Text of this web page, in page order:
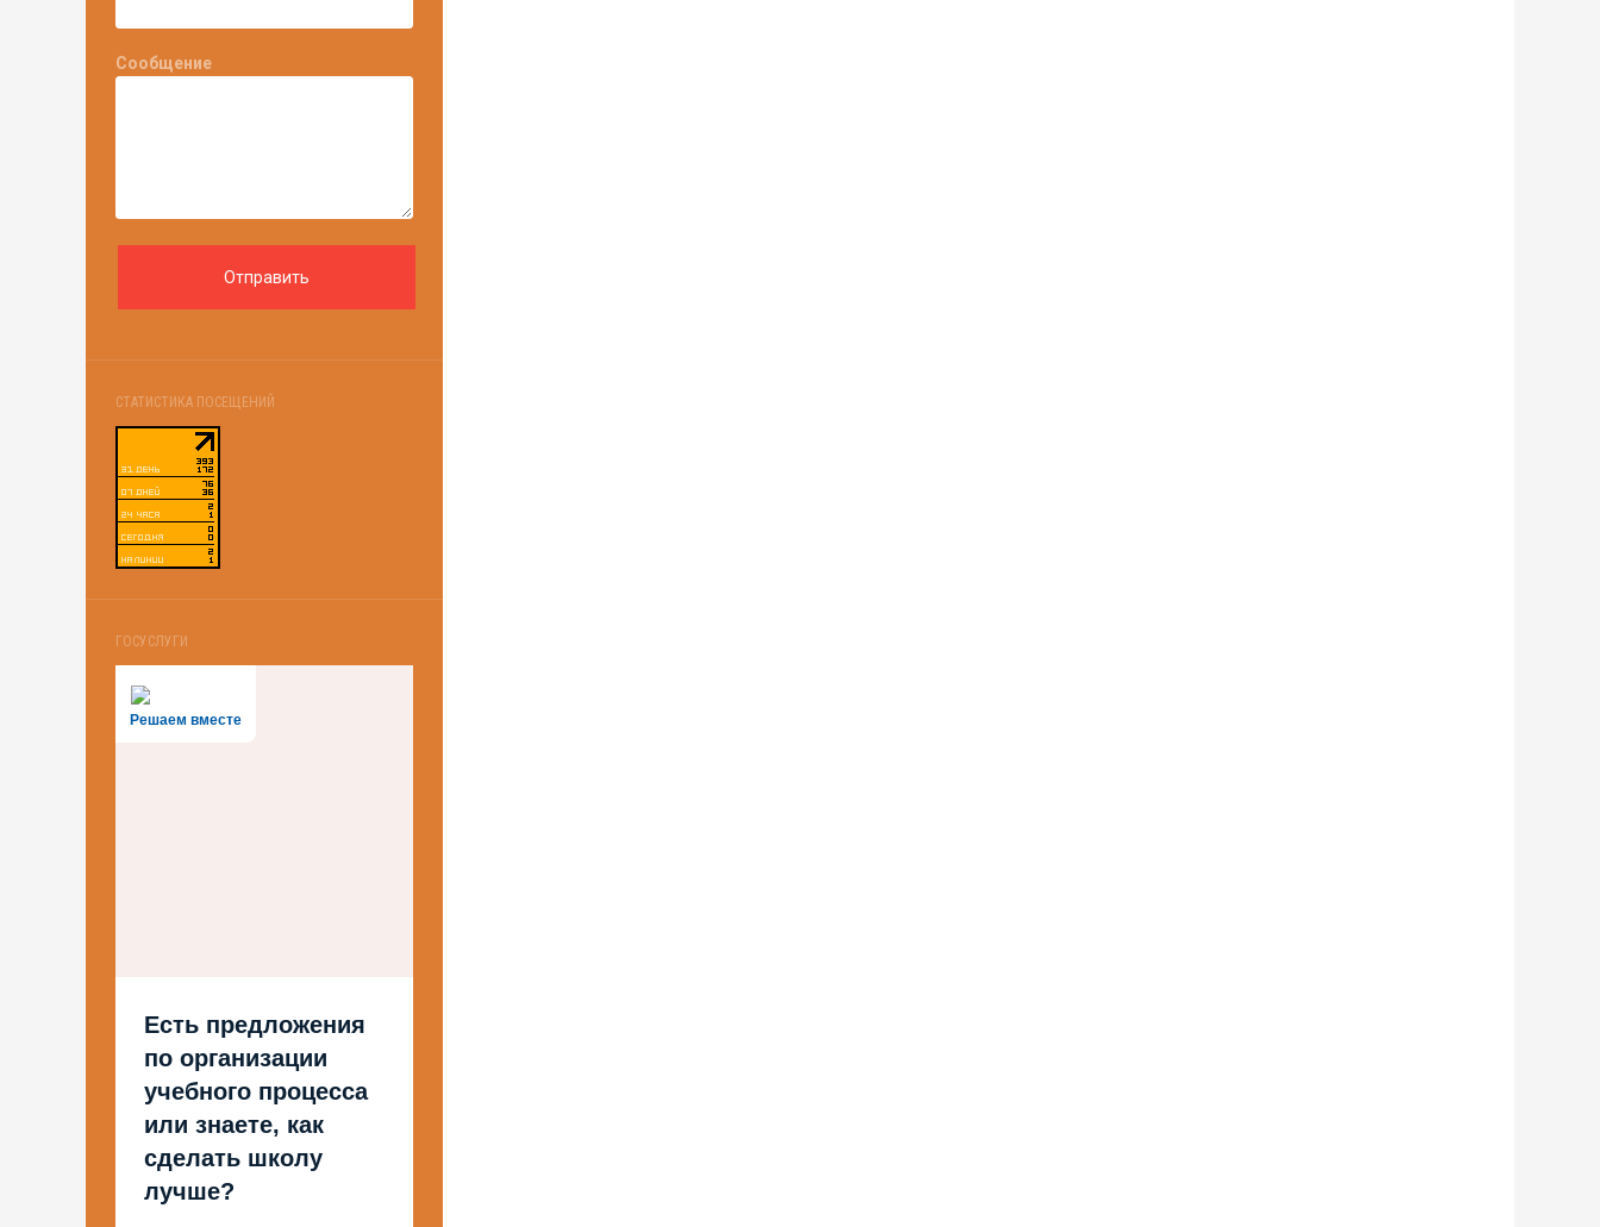
Сообщение
СТАТИСТИКА ПОСЕЩЕНИЙ
ГОСУСЛУГИ
Решаем вместе
Есть предложения
по организации
учебного процесса
или знаете, как
сделать школу
лучше?